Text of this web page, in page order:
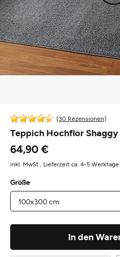
(30 Rezensionen)
Teppich Hochflor
64,90 €
inkl. MwSt., Lieferzeit ca. 4-5 Werktage
Größe
In den